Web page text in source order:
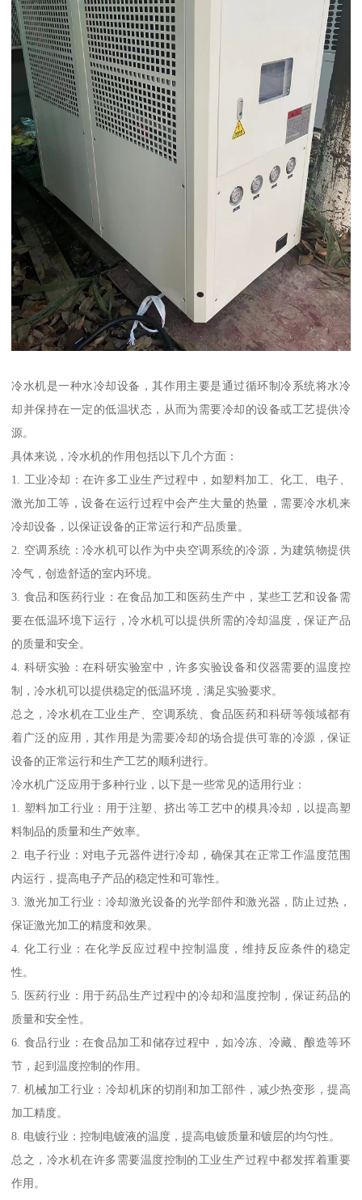
冷水机是一种水冷却设备，其作用主要是通过循环制冷系统将水冷
却并保持在一定的低温状态，从而为需要冷却的设备或工艺提供冷
源。
具体来说，冷水机的作用包括以下几个方面：
1. 工业冷却：在许多工业生产过程中，如塑料加工、化工、电子、
激光加工等，设备在运行过程中会产生大量的热量，需要冷水机来
冷却设备，以保证设备的正常运行和产品质量。
2. 空调系统：冷水机可以作为中央空调系统的冷源，为建筑物提供
冷气，创造舒适的室内环境。
3. 食品和医药行业：在食品加工和医药生产中，某些工艺和设备需
要在低温环境下运行，冷水机可以提供所需的冷却温度，保证产品
的质量和安全。
4. 科研实验：在科研实验室中，许多实验设备和仪器需要的温度控
制，冷水机可以提供稳定的低温环境，满足实验要求。
总之，冷水机在工业生产、空调系统、食品医药和科研等领域都有
着广泛的应用，其作用是为需要冷却的场合提供可靠的冷源，保证
设备的正常运行和生产工艺的顺利进行。
冷水机广泛应用于多种行业，以下是一些常见的适用行业：
1. 塑料加工行业：用于注塑、挤出等工艺中的模具冷却，以提高塑
料制品的质量和生产效率。
2. 电子行业：对电子元器件进行冷却，确保其在正常工作温度范围
内运行，提高电子产品的稳定性和可靠性。
3. 激光加工行业：冷却激光设备的光学部件和激光器，防止过热，
保证激光加工的精度和效果。
4. 化工行业：在化学反应过程中控制温度，维持反应条件的稳定
性。
5. 医药行业：用于药品生产过程中的冷却和温度控制，保证药品的
质量和安全性。
6. 食品行业：在食品加工和储存过程中，如冷冻、冷藏、酿造等环
节，起到温度控制的作用。
7. 机械加工行业：冷却机床的切削和加工部件，减少热变形，提高
加工精度。
8. 电镀行业：控制电镀液的温度，提高电镀质量和镀层的均匀性。
总之，冷水机在许多需要温度控制的工业生产过程中都发挥着重要
作用。